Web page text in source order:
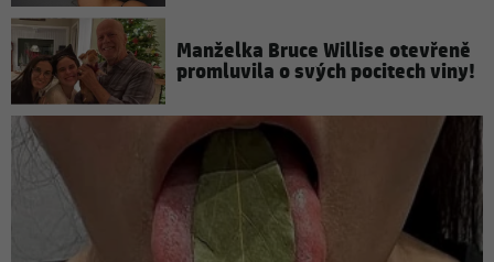
Manželka Bruce Willise otevřeně
promluvila o svých pocitech viny!